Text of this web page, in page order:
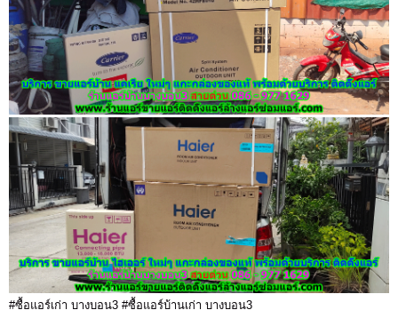
#ซื้อแอร์เก่า บางบอน3 #ซื้อแอร์บ้านเก่า บางบอน3